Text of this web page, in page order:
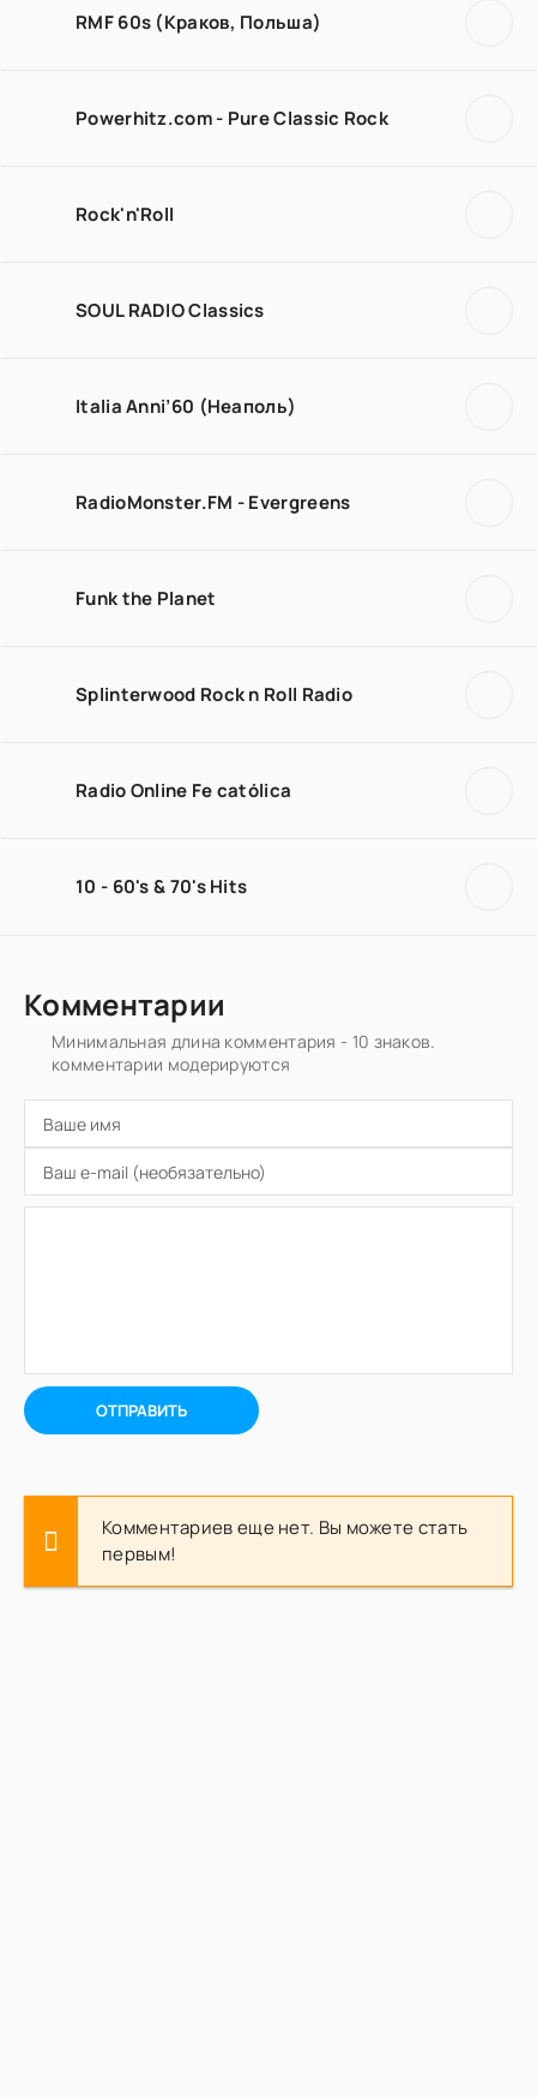
RMF 60s (Краков, Польша)
Powerhitz.com - Pure Classic Rock
Rock'n'Roll
SOUL RADIO Classics
Italia Anni’60 (Неаполь)
RadioMonster.FM - Evergreens
Funk the Planet
Splinterwood Rock n Roll Radio
Radio Online Fe católica
10 - 60's & 70's Hits
Комментарии
Минимальная длина комментария - 10 знаков.
комментарии модерируются
ОТПРАВИТЬ
Комментариев еще нет. Вы можете стать
первым!